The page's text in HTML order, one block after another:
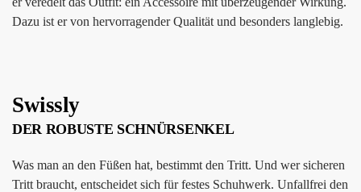
Dazu ist er von hervorragender Qualität und besonders langlebig.
Swissly
DER ROBUSTE SCHNÜRSENKEL
Was man an den Füßen hat, bestimmt den Tritt. Und wer sicheren
Tritt braucht, entscheidet sich für festes Schuhwerk. Unfallfrei den